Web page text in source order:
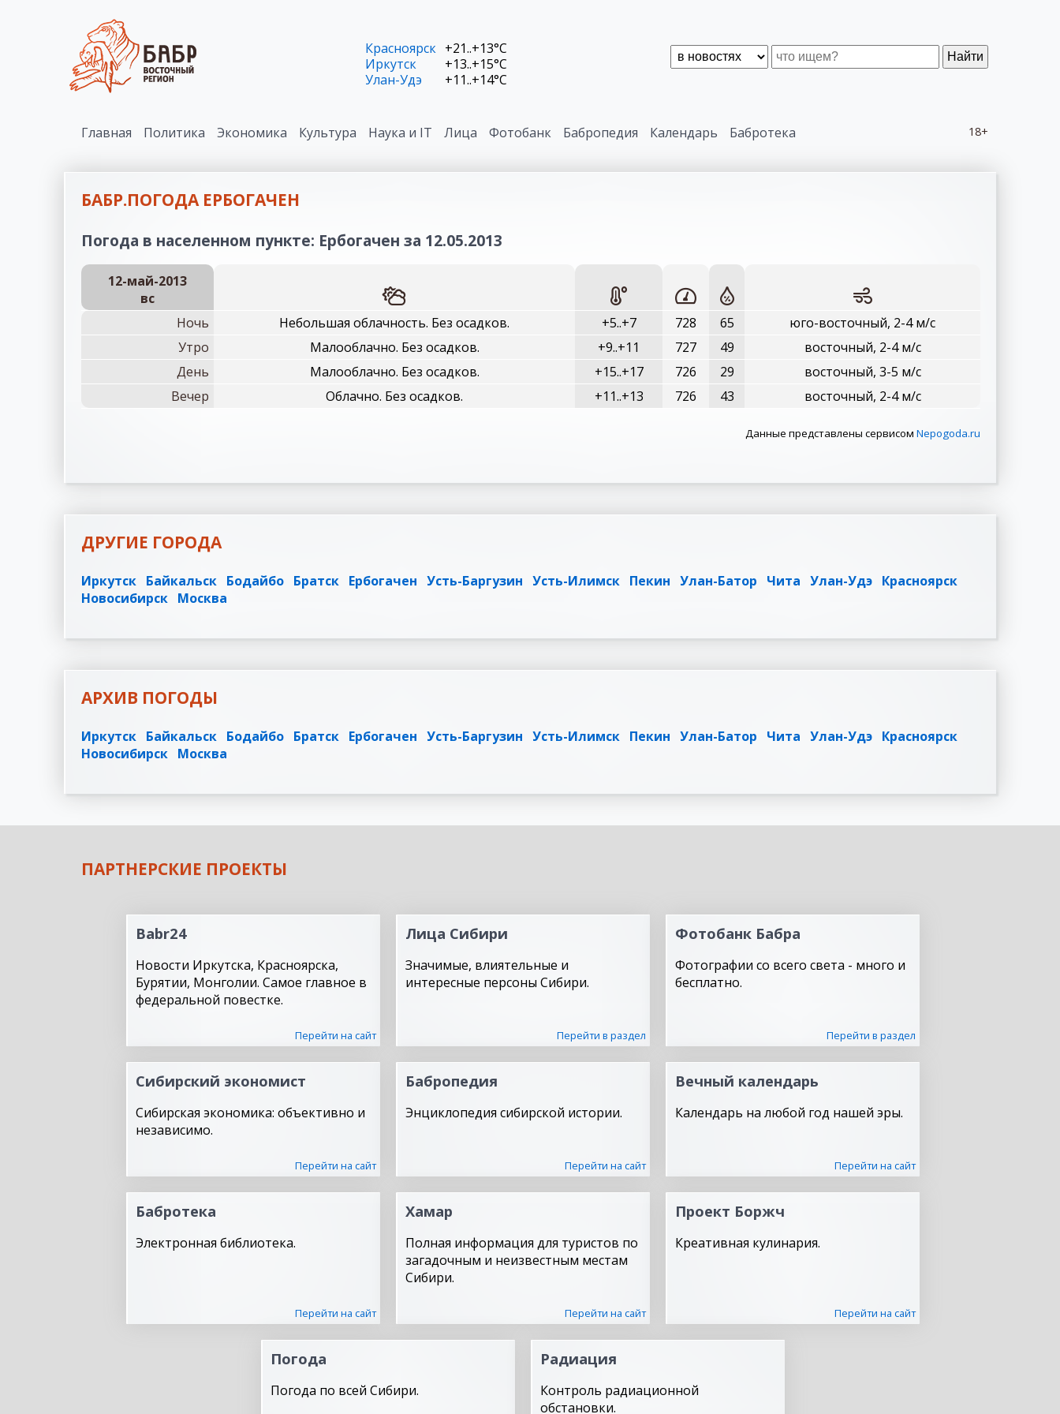
Найти
Красноярск +21..+13°C
Иркутск
+13..+15°C
Улан-Удэ
+11..+14°C
18+
Главная Политика Экономика Культура Наука и IT Лица Фотобанк Бабропедия Календарь Бабротека
БАБР.ПОГОДА ЕРБОГАЧЕН
Погода в населенном пункте: Ербогачен за 12.05.2013
12-май-2013
вc
Ночь
Небольшая облачность. Без осадков. +5..+7 728 65
юго-восточный, 2-4 м/с
Утро
Малооблачно. Без осадков. +9..+11 727 49
восточный, 2-4 м/с
День
Малооблачно. Без осадков. +15..+17 726 29
восточный, 3-5 м/с
Вечер
Облачно. Без осадков. +11..+13 726 43 восточный, 2-4 м/с
Данные представлены сервисом Nepogoda.ru
ДРУГИЕ ГОРОДА
Иркутск Байкальск Бодайбо Братск Ербогачен Усть-Баргузин Усть-Илимск Пекин Улан-Батор Чита Улан-Удэ Красноярск
Новосибирск Москва
АРХИВ ПОГОДЫ
Иркутск Байкальск Бодайбо Братск Ербогачен Усть-Баргузин Усть-Илимск Пекин Улан-Батор Чита Улан-Удэ Красноярск
Новосибирск Москва
ПАРТНЕРСКИЕ ПРОЕКТЫ
Babr24
Новости Иркутска, Красноярска,
Бурятии, Монголии. Самое главное в
федеральной повестке.
Перейти на сайт
Лица Сибири
Значимые, влиятельные и
интересные персоны Сибири.
Перейти в раздел
Фотобанк Бабра
Фотографии со всего света - много и
бесплатно.
Перейти в раздел
Сибирский экономист
Сибирская экономика: объективно и
независимо.
Перейти на сайт
Бабропедия
Энциклопедия сибирской истории.
Перейти на сайт
Вечный календарь
Календарь на любой год нашей эры.
Перейти на сайт
Бабротека
Электронная библиотека.
Перейти на сайт
Хамар
Полная информация для туристов по
загадочным и неизвестным местам
Сибири.
Перейти на сайт
Проект Боржч
Креативная кулинария.
Перейти на сайт
Погода
Погода по всей Сибири.
Радиация
Контроль радиационной
обстановки.